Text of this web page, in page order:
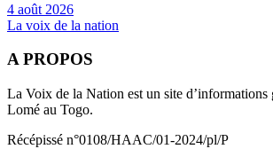
4 août 2026
La voix de la nation
A PROPOS
La Voix de la Nation est un site d’informations
Lomé au Togo.
Récépissé n°0108/HAAC/01-2024/pl/P